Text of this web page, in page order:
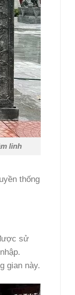
linh
thống
sử
gian này.